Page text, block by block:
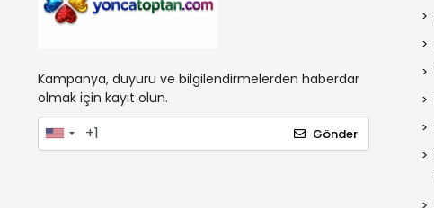
Kampanya, duyuru ve bilgilendirmelerden haberdar
olmak için kayıt olun.
Gönder